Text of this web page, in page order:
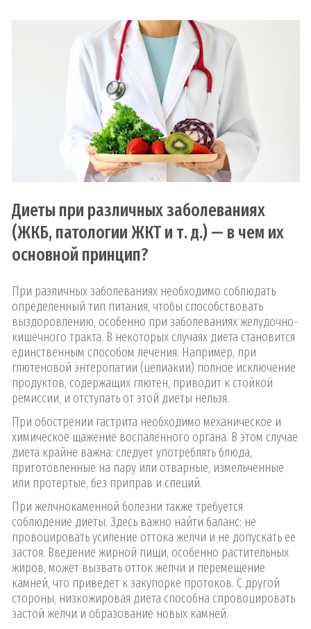
Диеты при различных заболеваниях
(ЖКБ, патологии ЖКТ и т. д.) — в чем их
основной принцип?
При различных заболеваниях необходимо соблюдать
определенный тип питания, чтобы способствовать
выздоровлению, особенно при заболеваниях желудочно-
кишечного тракта. В некоторых случаях диета становится
единственным способом лечения. Например, при
глютеновой энтеропатии (целиакии) полное исключение
продуктов, содержащих глютен, приводит к стойкой
ремиссии, и отступать от этой диеты нельзя.
При обострении гастрита необходимо механическое и
химическое щажение воспаленного органа. В этом случае
диета крайне важна: следует употреблять блюда,
приготовленные на пару или отварные, измельченные
или протертые, без приправ и специй.
При желчнокаменной болезни также требуется
соблюдение диеты. Здесь важно найти баланс: не
провоцировать усиление оттока желчи и не допускать ее
застоя. Введение жирной пищи, особенно растительных
жиров, может вызвать отток желчи и перемещение
камней, что приведет к закупорке протоков. С другой
стороны, низкожировая диета способна спровоцировать
застой желчи и образование новых камней.